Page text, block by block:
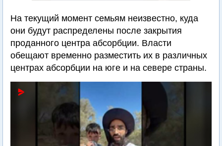
На текущий момент семьям неизвестно, куда
они будут распределены после закрытия
проданного центра абсорбции. Власти
обещают временно разместить их в различных
центрах абсорбции на юге и на севере страны.